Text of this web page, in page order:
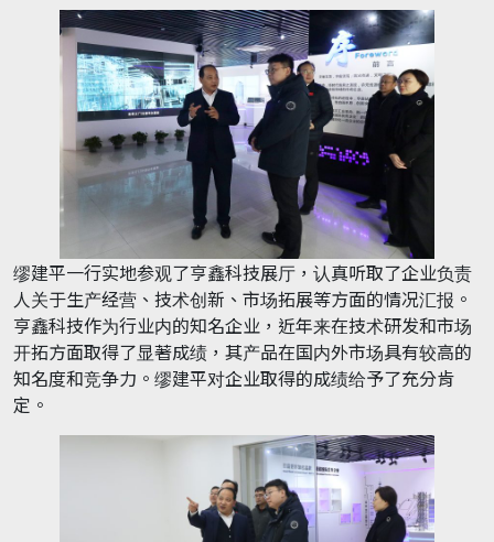
缪建平一行实地参观了亨鑫科技展厅，认真听取了企业负责
人关于生产经营、技术创新、市场拓展等方面的情况汇报。
亨鑫科技作为行业内的知名企业，近年来在技术研发和市场
开拓方面取得了显著成绩，其产品在国内外市场具有较高的
知名度和竞争力。缪建平对企业取得的成绩给予了充分肯
定。